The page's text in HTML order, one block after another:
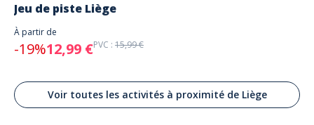
Jeu de piste Liège
À partir de
-19%12,99 €PVC : 15,99 €
Voir toutes les activités à proximité de Liège